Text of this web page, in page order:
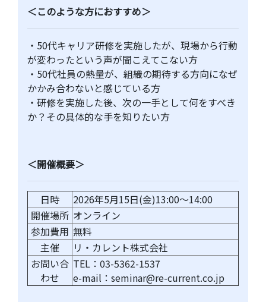
＜このような方におすすめ＞
・50代キャリア研修を実施したが、現場から行動
が変わったという声が聞こえてこない方
・50代社員の熱量が、組織の期待する方向になぜ
かかみ合わないと感じている方
・研修を実施した後、次の一手として何をすべき
か？その具体的な手を知りたい方
＜開催概要＞
日時
2026年5月15日(金)13:00～14:00
開催場所 オンライン
参加費用 無料
主催
リ・カレント株式会社
お問い合
わせ
TEL：03-5362-1537
e-mail：seminar@re-current.co.jp